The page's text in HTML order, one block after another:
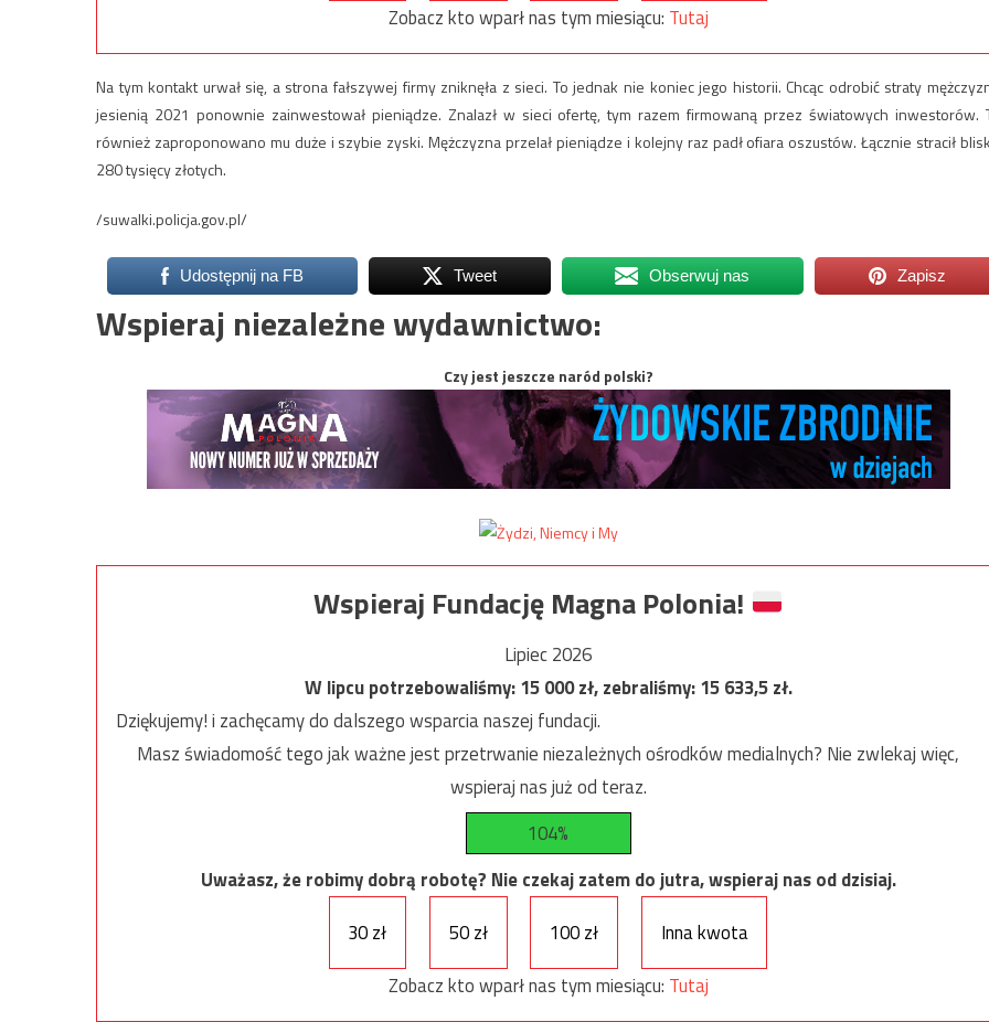
Zobacz kto wparł nas tym miesiącu: Tutaj
Na tym kontakt urwał się, a strona fałszywej firmy zniknęła z sieci. To jednak nie koniec jego historii. Chcąc odrobić straty
jesienią 2021 ponownie zainwestował pieniądze. Znalazł w sieci ofertę, tym razem firmowaną przez światowych inwestorów.
również zaproponowano mu duże i szybie zyski. Mężczyzna przelał pieniądze i kolejny raz padł ofiara oszustów. Łącznie stracił
280 tysięcy złotych.
/suwalki.policja.gov.pl/
Udostępnij na FB Tweet Obserwuj nas Zapisz
Wspieraj niezależne wydawnictwo:
Czy jest jeszcze naród polski?
Wspieraj Fundację Magna Polonia!
Lipiec 2026
W lipcu potrzebowaliśmy:15 000zł, zebraliśmy:15 633,5zł.
Dziękujemy! i zachęcamy do dalszego wsparcia naszej fundacji.
Masz świadomość tego jak ważne jest przetrwanie niezależnych ośrodków medialnych? Nie zwlekaj więc,
wspieraj nas już od teraz.
104%
Uważasz, że robimy dobrą robotę? Nie czekaj zatem do jutra, wspieraj nas od dzisiaj.
30 zł
50 zł 100 zł
Inna kwota
Zobacz kto wparł nas tym miesiącu: Tutaj